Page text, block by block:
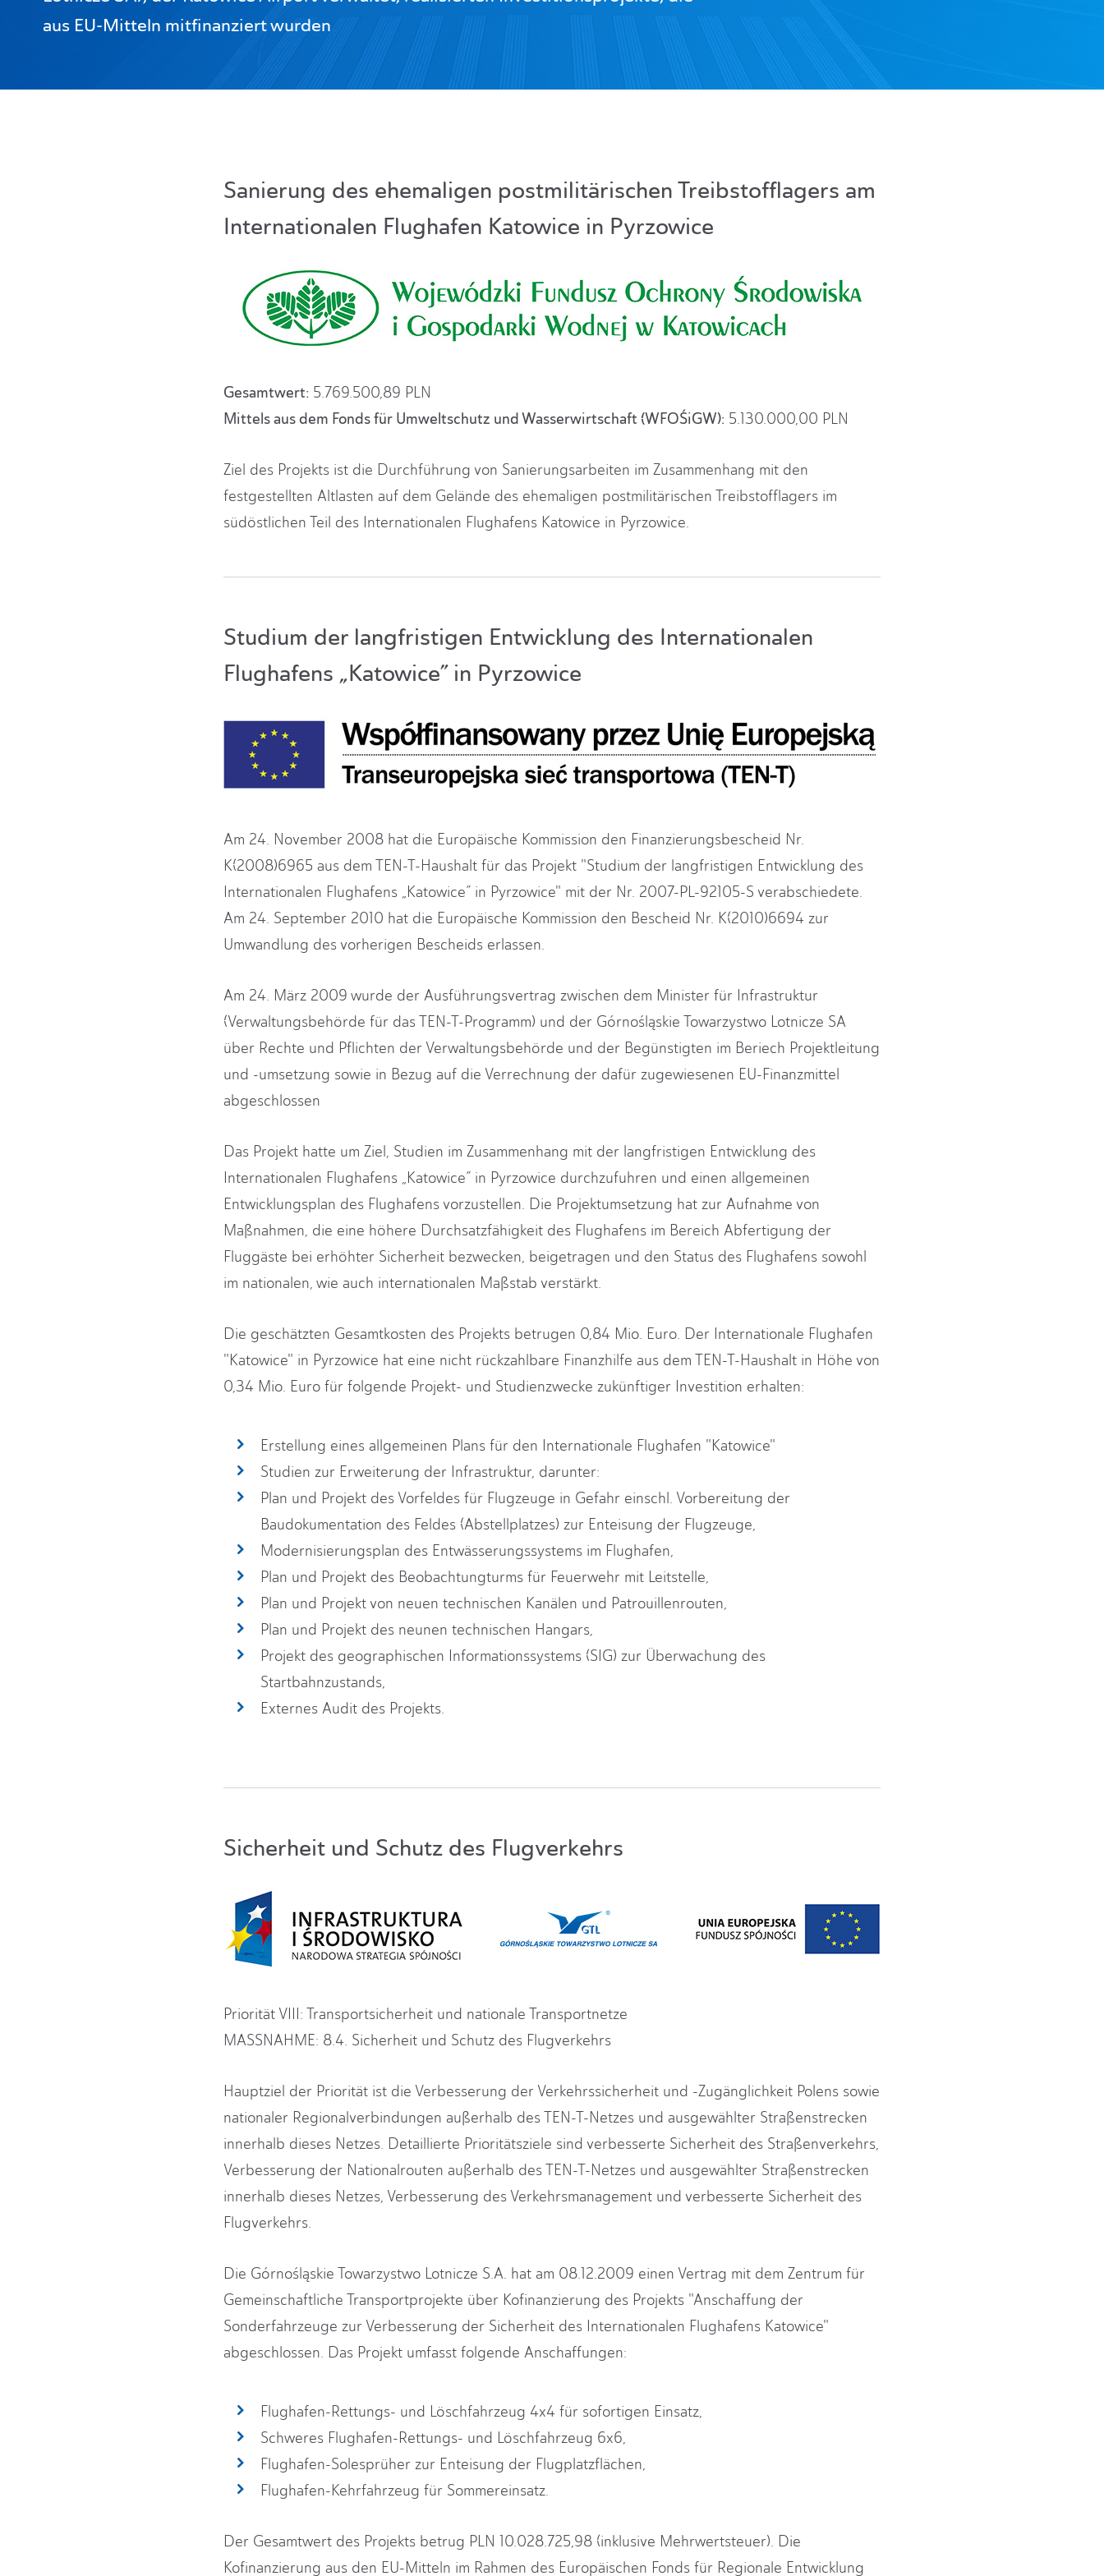
aus EU-Mitteln mitfinanziert wurden
Sanierung des ehemaligen postmilitärischen Treibstofflagers am
Internationalen Flughafen Katowice in Pyrzowice
Gesamtwert: 5.769.500,89 PLN
Mittels aus dem Fonds für Umweltschutz und Wasserwirtschaft (WFOŚiGW): 5.130.000,00 PLN
Ziel des Projekts ist die Durchführung von Sanierungsarbeiten im Zusammenhang mit den
festgestellten Altlasten auf dem Gelände des ehemaligen postmilitärischen Treibstofflagers im
südöstlichen Teil des Internationalen Flughafens Katowice in Pyrzowice.
Studium der langfristigen Entwicklung des Internationalen
Flughafens „Katowice” in Pyrzowice
Am 24. November 2008 hat die Europäische Kommission den Finanzierungsbescheid Nr.
K(2008)6965 aus dem TEN-T-Haushalt für das Projekt "Studium der langfristigen Entwicklung des
Internationalen Flughafens „Katowice” in Pyrzowice" mit der Nr. 2007-PL-92105-S verabschiedete.
Am 24. September 2010 hat die Europäische Kommission den Bescheid Nr. K(2010)6694 zur
Umwandlung des vorherigen Bescheids erlassen.
Am 24. März 2009 wurde der Ausführungsvertrag zwischen dem Minister für Infrastruktur
(Verwaltungsbehörde für das TEN-T-Programm) und der Górnośląskie Towarzystwo Lotnicze SA
über Rechte und Pflichten der Verwaltungsbehörde und der Begünstigten im Beriech Projektleitung
und -umsetzung sowie in Bezug auf die Verrechnung der dafür zugewiesenen EU-Finanzmittel
abgeschlossen
Das Projekt hatte um Ziel, Studien im Zusammenhang mit der langfristigen Entwicklung des
Internationalen Flughafens „Katowice” in Pyrzowice durchzufuhren und einen allgemeinen
Entwicklungsplan des Flughafens vorzustellen. Die Projektumsetzung hat zur Aufnahme von
Maßnahmen, die eine höhere Durchsatzfähigkeit des Flughafens im Bereich Abfertigung der
Fluggäste bei erhöhter Sicherheit bezwecken, beigetragen und den Status des Flughafens sowohl
im nationalen, wie auch internationalen Maßstab verstärkt.
Die geschätzten Gesamtkosten des Projekts betrugen 0,84 Mio. Euro. Der Internationale Flughafen
"Katowice" in Pyrzowice hat eine nicht rückzahlbare Finanzhilfe aus dem TEN-T-Haushalt in Höhe von
0,34 Mio. Euro für folgende Projekt- und Studienzwecke zukünftiger Investition erhalten:
Erstellung eines allgemeinen Plans für den Internationale Flughafen "Katowice"
Studien zur Erweiterung der Infrastruktur, darunter:
Plan und Projekt des Vorfeldes für Flugzeuge in Gefahr einschl. Vorbereitung der
Baudokumentation des Feldes (Abstellplatzes) zur Enteisung der Flugzeuge,
Modernisierungsplan des Entwässerungssystems im Flughafen,
Plan und Projekt des Beobachtungturms für Feuerwehr mit Leitstelle,
Plan und Projekt von neuen technischen Kanälen und Patrouillenrouten,
Plan und Projekt des neunen technischen Hangars,
Projekt des geographischen Informationssystems (SIG) zur Überwachung des
Startbahnzustands,
Externes Audit des Projekts.
Sicherheit und Schutz des Flugverkehrs
Priorität VIII: Transportsicherheit und nationale Transportnetze
MASSNAHME: 8.4. Sicherheit und Schutz des Flugverkehrs
Hauptziel der Priorität ist die Verbesserung der Verkehrssicherheit und -Zugänglichkeit Polens sowie
nationaler Regionalverbindungen außerhalb des TEN-T-Netzes und ausgewählter Straßenstrecken
innerhalb dieses Netzes. Detaillierte Prioritätsziele sind verbesserte Sicherheit des Straßenverkehrs,
Verbesserung der Nationalrouten außerhalb des TEN-T-Netzes und ausgewählter Straßenstrecken
innerhalb dieses Netzes, Verbesserung des Verkehrsmanagement und verbesserte Sicherheit des
Flugverkehrs.
Die Górnośląskie Towarzystwo Lotnicze S.A. hat am 08.12.2009 einen Vertrag mit dem Zentrum für
Gemeinschaftliche Transportprojekte über Kofinanzierung des Projekts "Anschaffung der
Sonderfahrzeuge zur Verbesserung der Sicherheit des Internationalen Flughafens Katowice"
abgeschlossen. Das Projekt umfasst folgende Anschaffungen:
Flughafen-Rettungs- und Löschfahrzeug 4x4 für sofortigen Einsatz,
Schweres Flughafen-Rettungs- und Löschfahrzeug 6x6,
Flughafen-Solesprüher zur Enteisung der Flugplatzflächen,
Flughafen-Kehrfahrzeug für Sommereinsatz.
Der Gesamtwert des Projekts betrug PLN 10.028.725,98 (inklusive Mehrwertsteuer). Die
Kofinanzierung aus den EU-Mitteln im Rahmen des Europäischen Fonds für Regionale Entwicklung